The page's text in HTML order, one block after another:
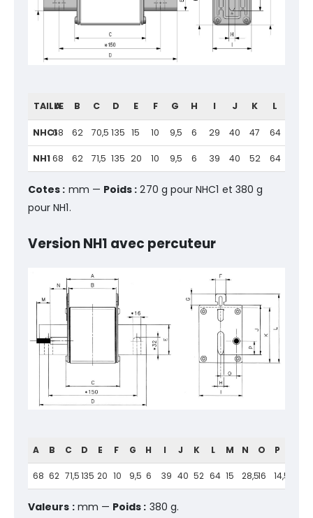
TAILLE
A B C D E F G H I J K L
NHC168 62 70,5 135 15 10 9,5 6 29 40 47 64
NH168 62 71,5 135 20 10 9,5 6 39 40 52 64
Cotes : mm — Poids : 270 g pour NHC1 et 380 g
pour NH1.
Version NH1 avec percuteur
A B C D E F G H I J K L M N O P
68 62 71,5135 20 10 9,5 6 39 40 52 64 15 28,516 14,5
Valeurs :mm — Poids : 380 g.